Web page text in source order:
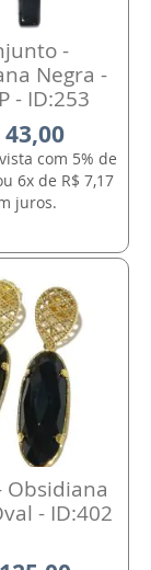
-
Negra -
- ID:253
43,00
com 5% de
6x de R$ 7,17
juros.
Obsidiana
- ID:402